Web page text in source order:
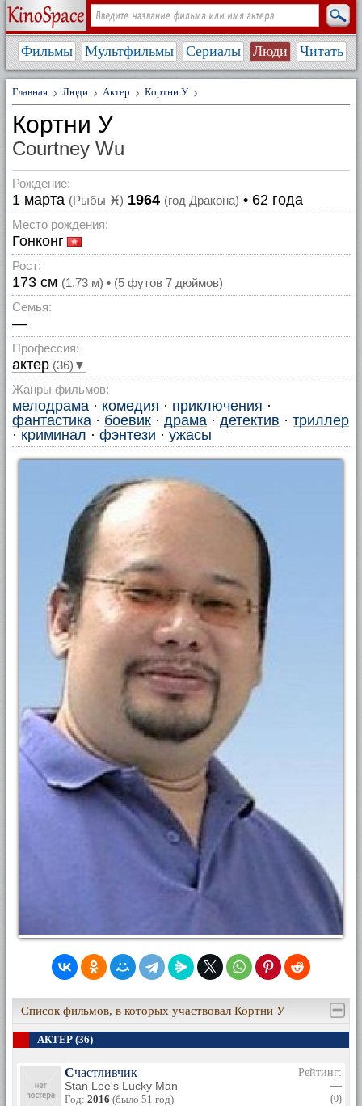
Фильмы Мультфильмы Сериалы Люди Читать
Главная Люди Актер Кортни У
Кортни У
Courtney Wu
Рождение:
1 марта (Рыбы ♓) 1964 (год Дракона) • 62 года
Место рождения:
Гонконг
Рост:
173 см (1.73 м) • (5 футов 7 дюймов)
Семья:
—
Профессия:
актер (36)▼
Жанры фильмов:
мелодрама · комедия · приключения ·
фантастика · боевик · драма · детектив · триллер
· криминал · фэнтези · ужасы
Список фильмов, в которых участвовал Кортни У
АКТЕР (36)
Счастливчик
Stan Lee's Lucky Man
Год: 2016 (было 51 год)
Рейтинг:
—
(0)